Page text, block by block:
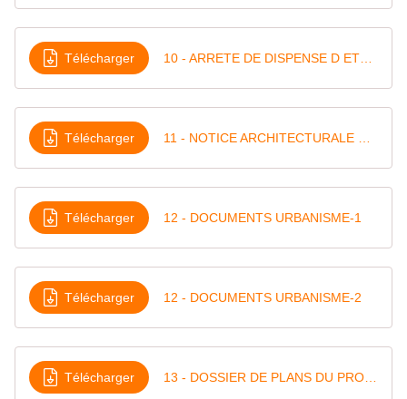
Télécharger
Télécharger
Télécharger 12 - DOCUMENTS URBANISME-1
Télécharger 12 - DOCUMENTS URBANISME-2
Télécharger